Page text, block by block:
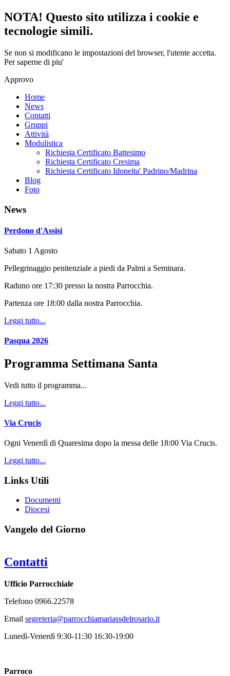
NOTA! Questo sito utilizza i cookie e
tecnologie simili.
Se non si modificano le impostazioni del browser, l'utente accetta.
Per saperne di piu'
Approvo
Home
News
Contatti
Gruppi
Attività
Modulistica
Richiesta Certificato Battesimo
Richiesta Certificato Cresima
Richiesta Certificato Idoneita' Padrino/Madrina
Blog
Foto
News
Perdono d'Assisi
Sabato 1 Agosto
Pellegrinaggio penitenziale a piedi da Palmi a Seminara.
Raduno ore 17:30 presso la nostra Parrocchia.
Partenza ore 18:00 dalla nostra Parrocchia.
Leggi tutto...
Pasqua 2026
Programma Settimana Santa
Vedi tutto il programma...
Leggi tutto...
Via Crucis
Ogni Venerdì di Quaresima dopo la messa delle 18:00 Via Crucis.
Leggi tutto...
Links Utili
Documenti
Diocesi
Vangelo del Giorno
Contatti
Ufficio Parrocchiale
Telefono 0966.22578
Email
Lunedì-Venerdì 9:30-11:30 16:30-19:00
Parroco